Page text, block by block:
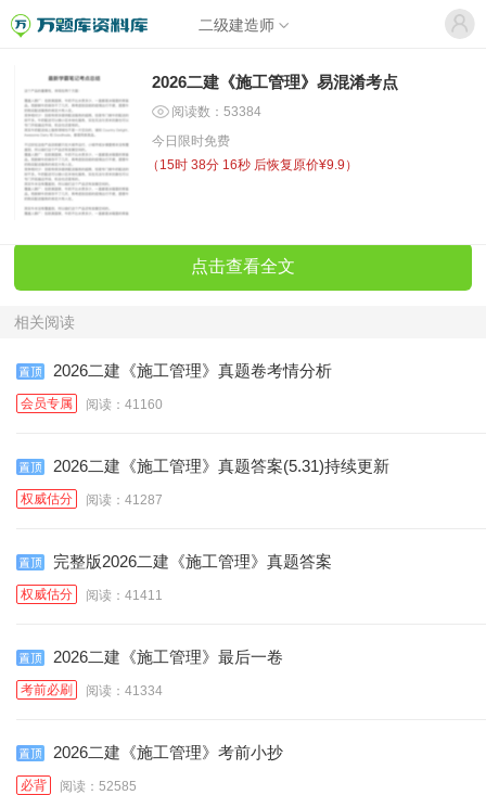
二级建造师
2026二建《施工管理》易混淆考点
阅读数：53384
今日限时免费
（ 15时 38分 16秒 后恢复原价¥9.9）
点击查看全文
相关阅读
2026二建《施工管理》真题卷考情分析
会员专属 阅读：41160
2026二建《施工管理》真题答案(5.31)持续更新
权威估分 阅读：41287
完整版2026二建《施工管理》真题答案
权威估分 阅读：41411
2026二建《施工管理》最后一卷
考前必刷 阅读：41334
2026二建《施工管理》考前小抄
必背 阅读：52585